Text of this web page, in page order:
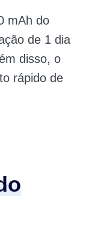
mAh do
de 1 dia
disso, o
rápido de